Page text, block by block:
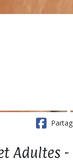
Adultes